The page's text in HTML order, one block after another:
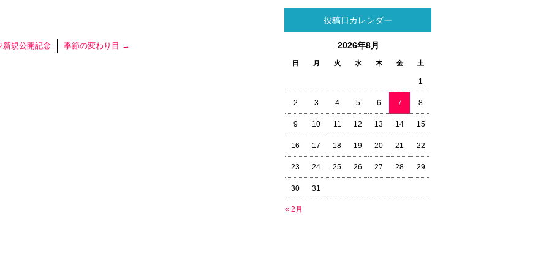
新規公開記念 季節の変わり目 →
投稿日カレンダー
2026年8月
日 月 火 水 木 金 土
« 2月
1
2 3 4 5 6 7 8
9 10 11 12 13 14 15
16 17 18 19 20 21 22
23 24 25 26 27 28 29
30 31